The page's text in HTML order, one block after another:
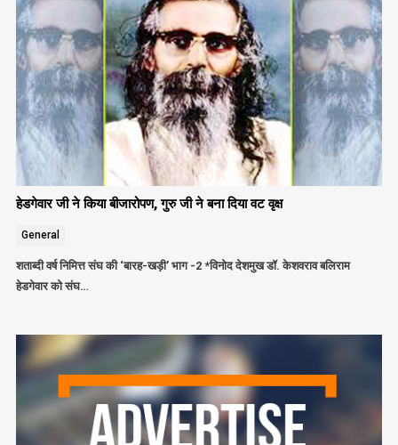
हेडगेवार जी ने किया बीजारोपण, गुरु जी ने बना दिया वट वृक्ष
General
शताब्दी वर्ष निमित्त संघ की ‘बारह-खड़ी’ भाग -2 *विनोद देशमुख डॉ. केशवराव बलिराम
हेडगेवार को संघ…